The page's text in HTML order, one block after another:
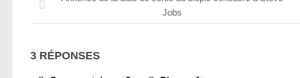
Jobs
3 RÉPONSES